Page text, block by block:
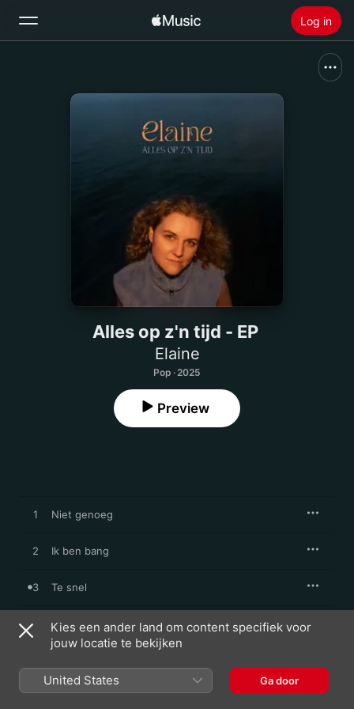
Log in
Alles op z'n tijd - EP
Elaine
Pop · 2025
Preview
1 Niet genoeg
2 Ik ben bang
3 Te snel
4 Meisje in de club
Kies een ander land om content specifiek voor
jouw locatie te bekijken
United States Ga door